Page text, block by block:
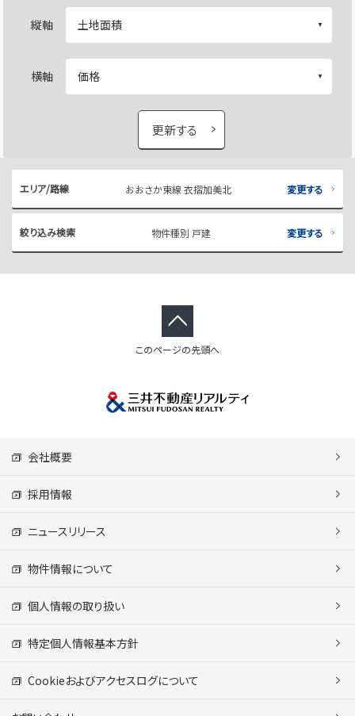
縦軸
横軸
更新する
エリア/路線 おおさか東線 衣摺加美北 変更する
絞り込み検索 物件種別 戸建 変更する
このページの先頭へ
会社概要
採用情報
ニュースリリース
物件情報について
個人情報の取り扱い
特定個人情報基本方針
Cookieおよびアクセスログについて